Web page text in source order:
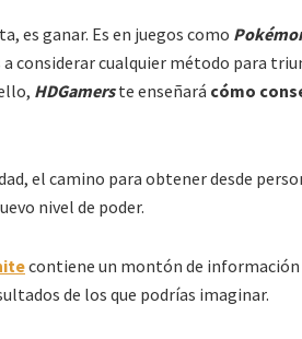
es ganar. Es en juegos como
considerar cualquier método para
HDGamerste enseñará cómo
el camino para obtener desde
nivel de poder.
contiene un montón de
de los que podrías imaginar.